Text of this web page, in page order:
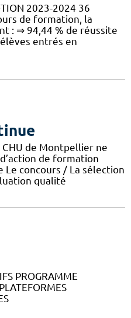
2023-2024 36
de formation, la
: ⇒ 94,44 % de réussite
entrés en
de Montpellier ne
de formation
Le concours / La sélection
qualité
PROGRAMME